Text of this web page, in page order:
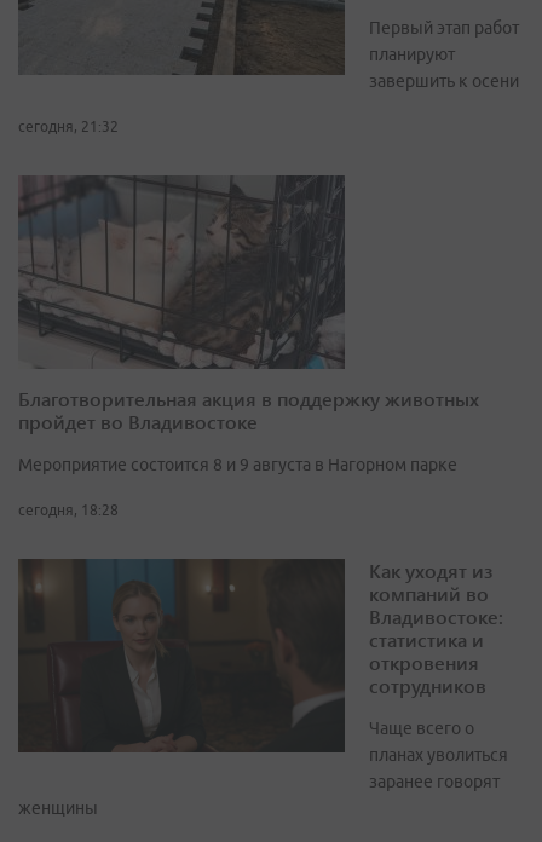
Первый этап работ
планируют
завершить к осени
сегодня, 21:32
Благотворительная акция в поддержку животных
пройдет во Владивостоке
Мероприятие состоится 8 и 9 августа в Нагорном парке
сегодня, 18:28
Как уходят из
компаний во
Владивостоке:
статистика и
откровения
сотрудников
Чаще всего о
планах уволиться
заранее говорят
женщины